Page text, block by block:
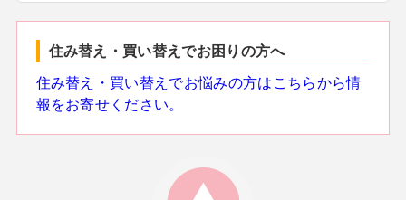
住み替え・買い替えでお困りの方へ
住み替え・買い替えでお悩みの方はこちらから情
報をお寄せください。